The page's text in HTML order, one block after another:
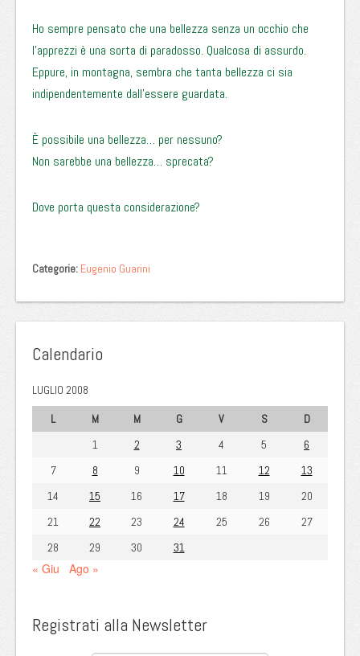
Ho sempre pensato che una bellezza senza un occhio che
l’apprezzi è una sorta di paradosso. Qualcosa di assurdo.
Eppure, in montagna, sembra che tanta bellezza ci sia
indipendentemente dall’essere guardata.
È possibile una bellezza… per nessuno?
Non sarebbe una bellezza… sprecata?
Dove porta questa considerazione?
Categorie: Eugenio Guarini
Calendario
LUGLIO 2008
L
M M G V S
D
1
2 3 4 5
6
7
8 9 10 11 12
13
14
15 16 17 18 19
20
21
22 23 24 25 26
27
28
29 30 31
« Giu Ago »
Registrati alla Newsletter